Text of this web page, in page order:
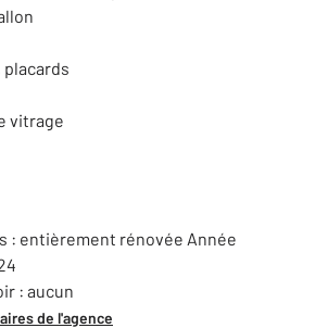
vitrage
: entièrement rénovée Année
: aucun
de l'agence